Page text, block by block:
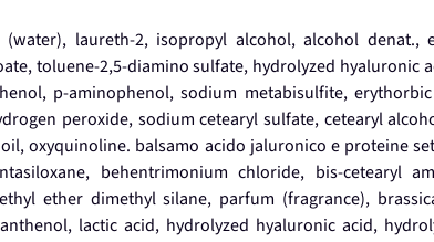
laureth-2, isopropyl alcohol, alcohol denat.,
toluene-2,5-diamino sulfate, hydrolyzed hyaluronic
p-aminophenol, sodium metabisulfite,
peroxide, sodium cetearyl sulfate, cetearyl
oxyquinoline. balsamo acido jaluronico e proteine
behentrimonium chloride, bis-cetearyl
ether dimethyl silane, parfum (fragrance),
lactic acid, hydrolyzed hyaluronic acid,